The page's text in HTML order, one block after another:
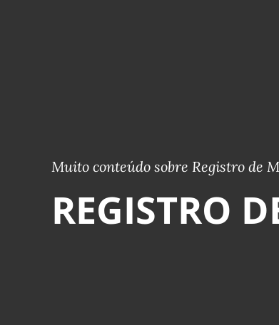
Muito conteúdo sobre Registro de
REGISTRO